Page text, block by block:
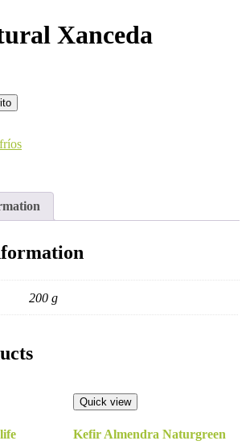
Xanceda
200 g
Quick view
Kefir Almendra Naturgreen